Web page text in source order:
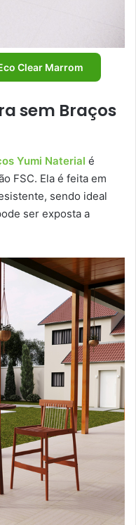
Clear Marrom
sem Braços
Yumi Naterial é
FSC. Ela é feita em
sendo ideal
ser exposta a